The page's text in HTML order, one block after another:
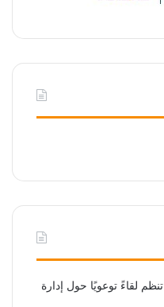
لقاءً توعويًا حول إدارة